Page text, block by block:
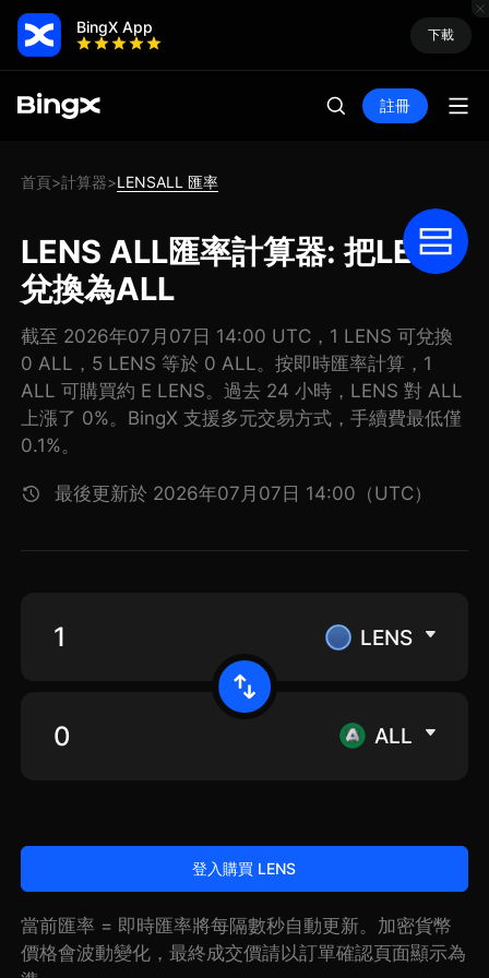
BingX App 下載
註冊
首頁>計算器>LENSALL 匯率
LENS ALL匯率計算器: 把LENS
兌換為ALL
截至 2026年07月07日 14:00 UTC，1 LENS 可兌換
0 ALL，5 LENS 等於 0 ALL。按即時匯率計算，1
ALL 可購買約 E LENS。過去 24 小時，LENS 對 ALL
上漲了 0%。BingX 支援多元交易方式，手續費最低僅
0.1%。
最後更新於 2026年07月07日 14:00（UTC）
LENS
ALL
登入購買 LENS
當前匯率 = 即時匯率將每隔數秒自動更新。加密貨幣
價格會波動變化，最終成交價請以訂單確認頁面顯示為